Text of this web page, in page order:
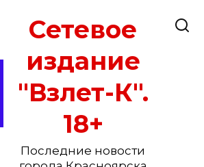
Сетевое
издание
"Взлет-К".
18+
Последние новости